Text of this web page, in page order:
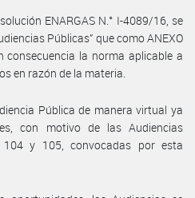
ENARGAS N.° I-4089/16, se
Públicas” que como ANEXO
la norma aplicable a
en razón de la materia.
Pública de manera virtual ya
con motivo de las Audiencias
y 105, convocadas por esta